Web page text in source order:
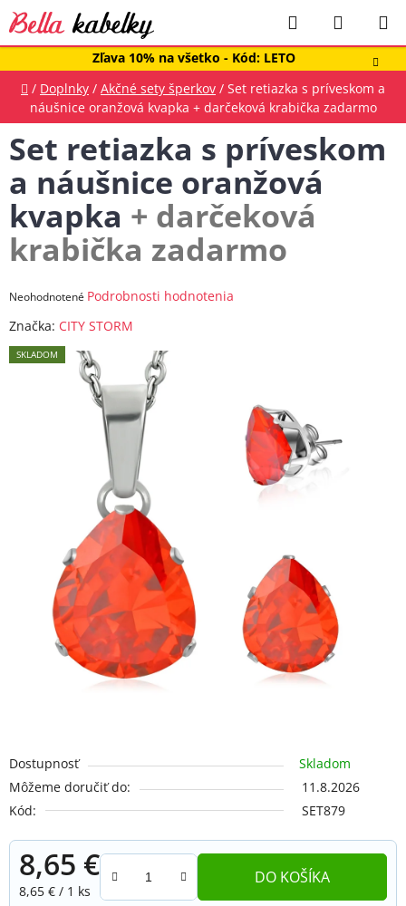
Prejsť
na
obsah
Zľava 10% na všetko - Kód: LETO
Hľadať
KOŠÍK
Domov
/ Doplnky / Akčné sety šperkov / Set retiazka s príveskom a
náušnice oranžová kvapka + darčeková krabička zadarmo
Dostupnosť
Skladom
Môžeme doručiť do:
11.8.2026
Kód:
SET879
8,65 €
Jednotková cena:
8,65 € / 1 ks
DO KOŠÍKA
Set retiazka s príveskom
a náušnice oranžová
kvapka + darčeková
krabička zadarmo
Priemerné
produktu
je
Neohodnotené Podrobnosti hodnotenia
Značka: CITY STORM
SKLADOM